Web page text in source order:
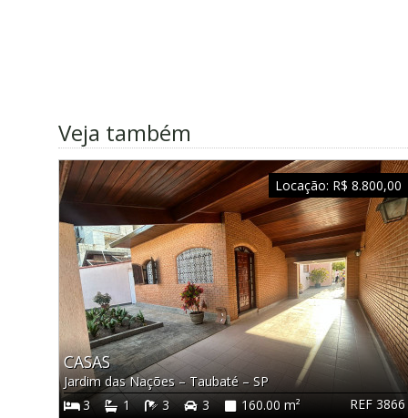
Veja também
REF 3866
CASAS
Jardim das Nações–Taubaté–SP
3
1 3 3 160.00 m²
Locação: R$ 8.800,00